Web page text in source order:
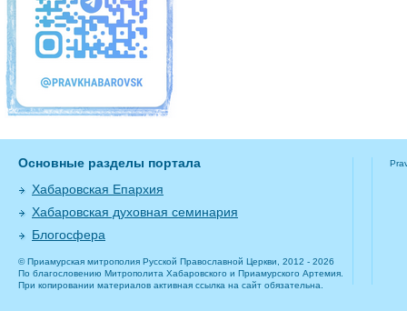
Основные разделы портала
Хабаровская Епархия
Хабаровская духовная семинария
Блогосфера
© Приамурская митрополия Русской Православной Церкви, 2012 - 2026
По благословению Митрополита Хабаровского и Приамурского Артемия.
При копировании материалов активная ссылка на сайт обязательна.